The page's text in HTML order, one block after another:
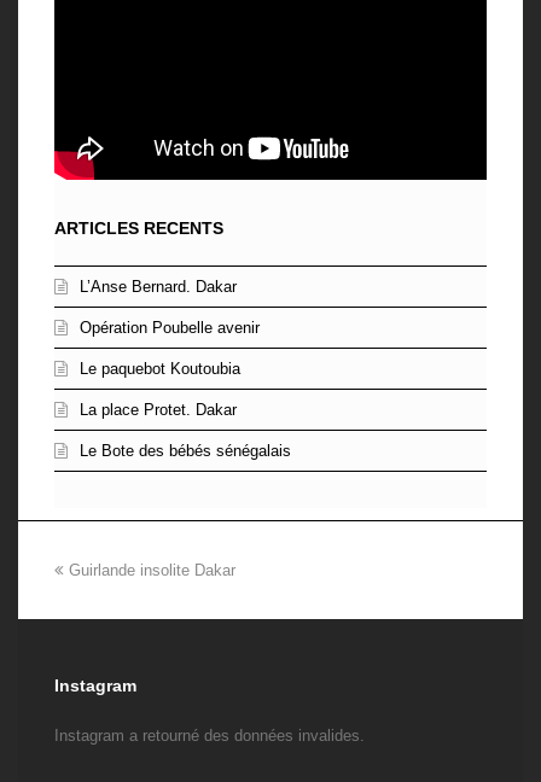
ARTICLES RECENTS
L’Anse Bernard. Dakar
Opération Poubelle avenir
Le paquebot Koutoubia
La place Protet. Dakar
Le Bote des bébés sénégalais
previous
Guirlande insolite Dakar
Instagram
Instagram a retourné des données invalides.